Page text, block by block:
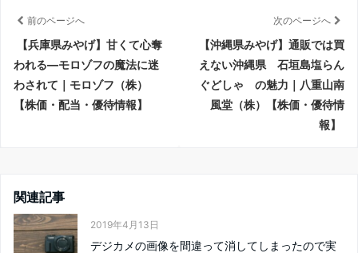
前のページへ
【兵庫県みやげ】甘くて心奪
われる―モロゾフの魔法に迷
わされて｜モロゾフ（株）
【株価・配当・優待情報】
次のページへ
【沖縄県みやげ】通販では買
えない沖縄県 石垣島塩らん
ぐどしゃ の魅力｜八重山南
風堂（株）【株価・優待情
報】
関連記事
2019年4月13日
デジカメの画像を間違って消してしまったので実